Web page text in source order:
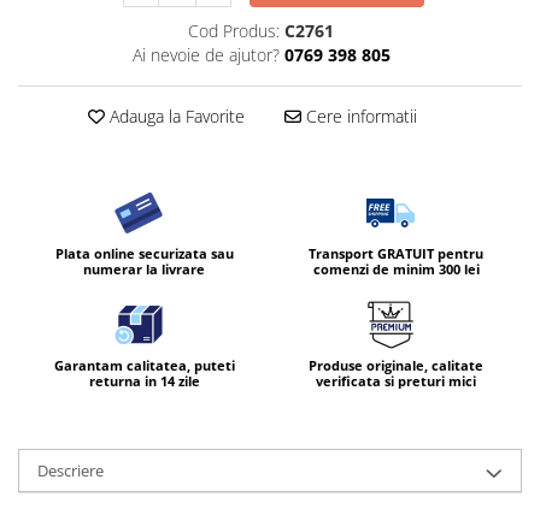
Cod Produs: C2761
Ai nevoie de ajutor? 0769 398 805
Adauga la Favorite Cere informatii
Plata online securizata sau
numerar la livrare
Transport GRATUIT pentru
comenzi de minim 300 lei
Garantam calitatea, puteti
returna in 14 zile
Produse originale, calitate
verificata si preturi mici
Descriere